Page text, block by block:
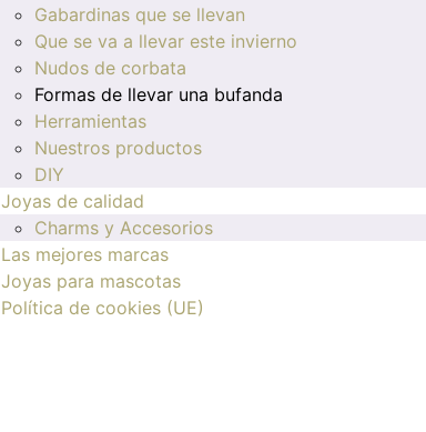
Gabardinas que se llevan
Que se va a llevar este invierno
Nudos de corbata
Formas de llevar una bufanda
Herramientas
Nuestros productos
DIY
Joyas de calidad
Charms y Accesorios
Las mejores marcas
Joyas para mascotas
Política de cookies (UE)